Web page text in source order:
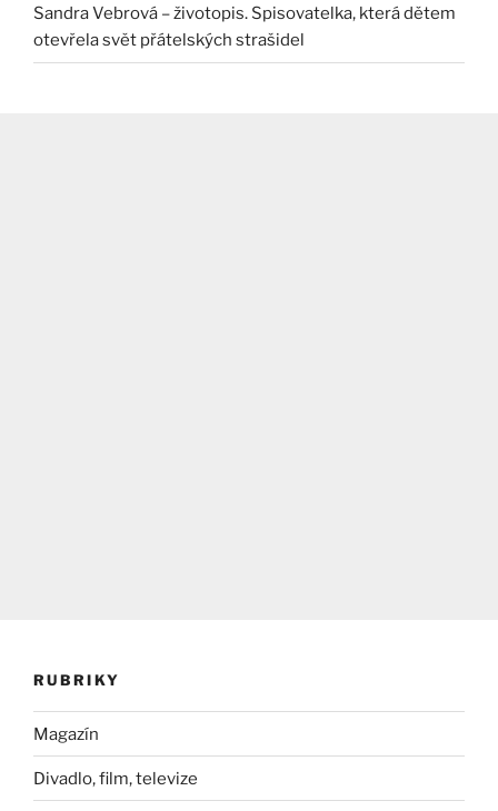
Sandra Vebrová – životopis. Spisovatelka, která dětem
otevřela svět přátelských strašidel
RUBRIKY
Magazín
Divadlo, film, televize